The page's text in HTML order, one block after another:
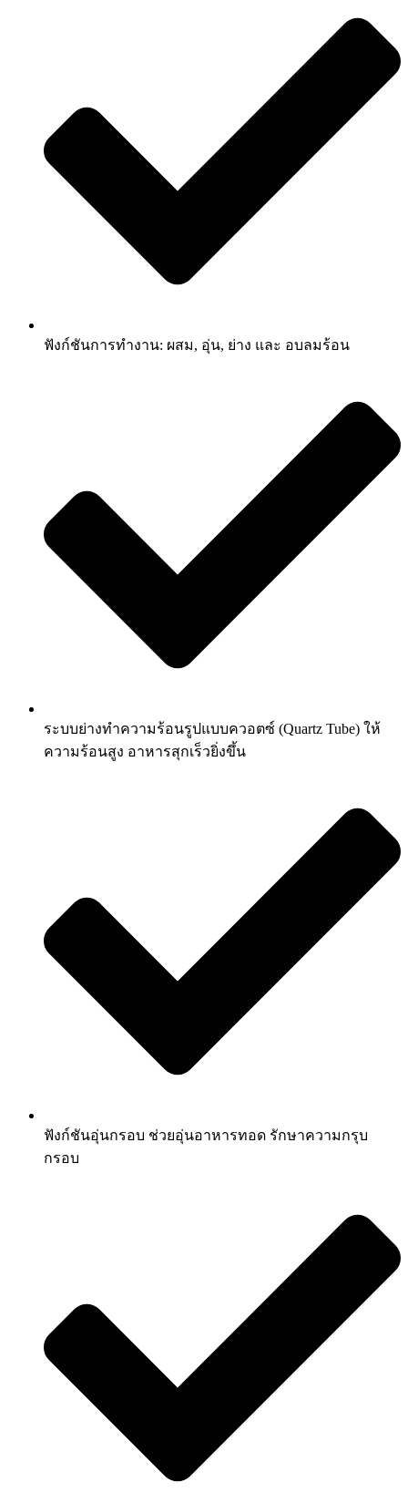
ฟังก์ชันการทำงาน: ผสม, อุ่น, ย่าง และ อบลมร้อน
ระบบย่างทำความร้อนรูปแบบควอตซ์ (Quartz Tube) ให้
ความร้อนสูง อาหารสุกเร็วยิ่งขึ้น
ฟังก์ชันอุ่นกรอบ ช่วยอุ่นอาหารทอด รักษาความกรุบ
กรอบ